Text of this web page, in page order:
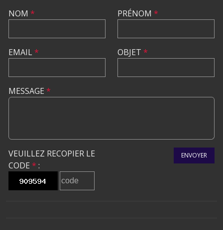
NOM *
EMAIL*
PRÉNOM *
OBJET *
MESSAGE *
VEUILLEZ RECOPIER LE
CODE * :
ENVOYER